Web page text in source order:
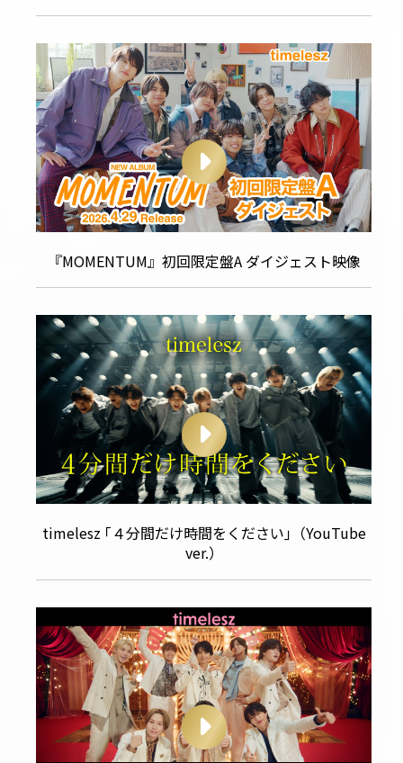
『MOMENTUM』初回限定盤A ダイジェスト映像
timelesz ｢４分間だけ時間をください｣（YouTube
ver.）